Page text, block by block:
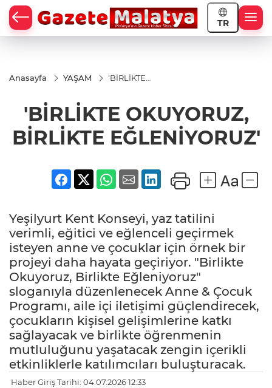
TR
Anasayfa YAŞAM
'BİRLİKTE
EĞLENİYORUZ'
'BİRLİKTE OKUYORUZ,
BİRLİKTE EĞLENİYORUZ'
Yeşilyurt Kent Konseyi, yaz tatilini
verimli, eğitici ve eğlenceli geçirmek
isteyen anne ve çocuklar için örnek bir
projeyi daha hayata geçiriyor. "Birlikte
Okuyoruz, Birlikte Eğleniyoruz"
sloganıyla düzenlenecek Anne & Çocuk
Programı, aile içi iletişimi güçlendirecek,
çocukların kişisel gelişimlerine katkı
sağlayacak ve birlikte öğrenmenin
mutluluğunu yaşatacak zengin içerikli
etkinliklerle katılımcıları buluşturacak.
Haber Giriş Tarihi: 04.07.2026 12:33